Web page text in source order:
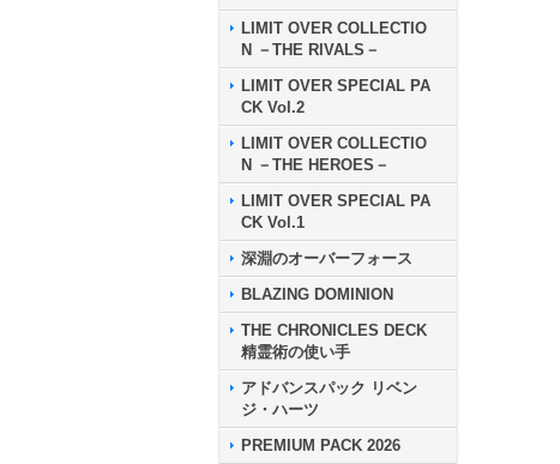
LIMIT OVER COLLECTIO
N －THE RIVALS－
LIMIT OVER SPECIAL PA
CK Vol.2
LIMIT OVER COLLECTIO
N －THE HEROES－
LIMIT OVER SPECIAL PA
CK Vol.1
深淵のオーバーフォース
BLAZING DOMINION
THE CHRONICLES DECK
精霊術の使い手
アドバンスパック リベン
ジ・ハーツ
PREMIUM PACK 2026